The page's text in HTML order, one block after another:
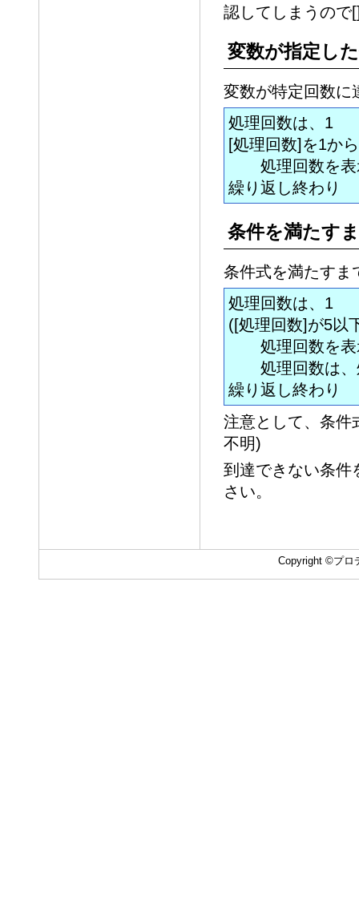
認してしまうので
変数が指定し
変数が特定回数に
処理回数は、1
[処理回数]を1か
処理回数を表
繰り返し終わり
条件を満たす
条件式を満たすま
処理回数は、1
([処理回数]が5以
処理回数を表
処理回数は、
繰り返し終わり
注意として、条件
不明)
到達できない条件
さい。
Copyright ©プロ